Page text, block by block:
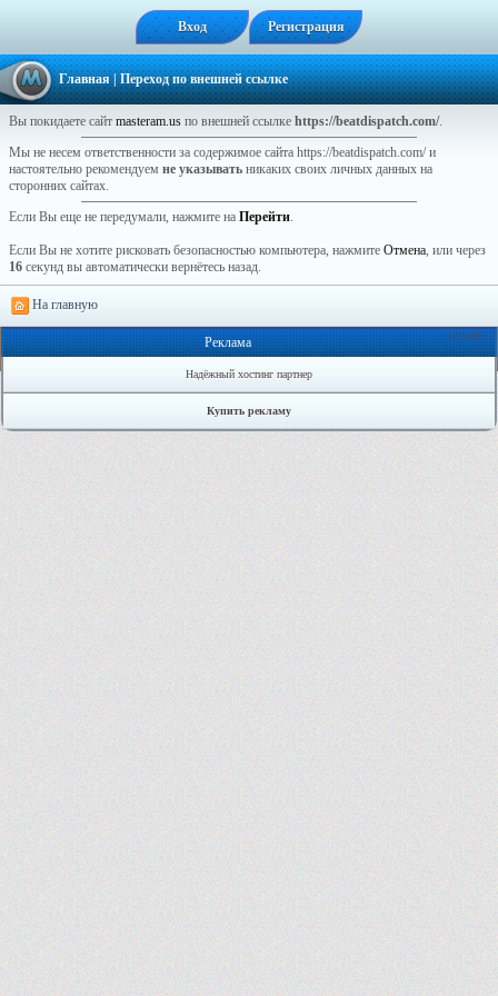
Вход Регистрация
Главная| Переход по внешней ссылке
Вы покидаете сайт masteram.us по внешней ссылке https://beatdispatch.com/.
Мы не несем ответственности за содержимое сайта https://beatdispatch.com/ и
настоятельно рекомендуем не указывать никаких своих личных данных на
сторонних сайтах.
Если Вы еще не передумали, нажмите на Перейти.
Если Вы не хотите рисковать безопасностью компьютера, нажмите Отмена, или через
16 секунд вы автоматически вернётесь назад.
На главную
Онлайн: 2
Реклама
Надёжный хостинг партнер
Купить рекламу